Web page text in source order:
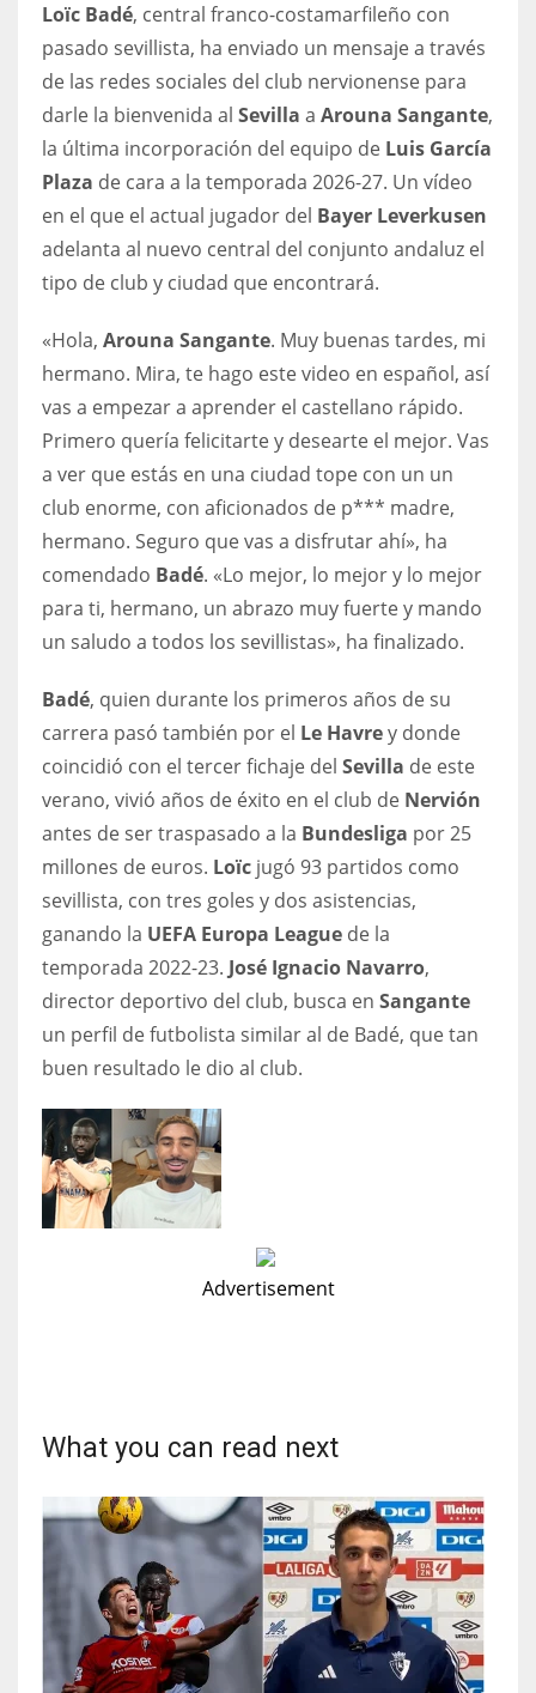
6
DEN
24
PIT
20
16
OAK
19
NYG
24
MIA
17
22
WSH
26
Loïc Badé, central franco-costamarfileño con
pasado sevillista, ha enviado un mensaje a través
de las redes sociales del club nervionense para
darle la bienvenida al Sevilla a Arouna Sangante,
la última incorporación del equipo de Luis García
Plaza de cara a la temporada 2026-27. Un vídeo
en el que el actual jugador del Bayer Leverkusen
adelanta al nuevo central del conjunto andaluz el
tipo de club y ciudad que encontrará.
«Hola, Arouna Sangante. Muy buenas tardes, mi
hermano. Mira, te hago este video en español, así
vas a empezar a aprender el castellano rápido.
Primero quería felicitarte y desearte el mejor. Vas
a ver que estás en una ciudad tope con un un
club enorme, con aficionados de p*** madre,
hermano. Seguro que vas a disfrutar ahí», ha
comendado Badé. «Lo mejor, lo mejor y lo mejor
para ti, hermano, un abrazo muy fuerte y mando
un saludo a todos los sevillistas», ha finalizado.
Badé, quien durante los primeros años de su
carrera pasó también por el Le Havrey donde
coincidió con el tercer fichaje del Sevilla de este
verano, vivió años de éxito en el club de Nervión
antes de ser traspasado a la Bundesliga por 25
millones de euros. Loïc jugó 93 partidos como
sevillista, con tres goles y dos asistencias,
ganando la UEFA Europa League de la
temporada 2022-23. José Ignacio Navarro,
director deportivo del club, busca en Sangante
un perfil de futbolista similar al de Badé, que tan
buen resultado le dio al club.
Advertisement
What you can read next